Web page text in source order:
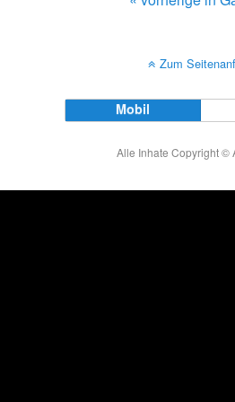
Zum
Mobil
Alle Inhate Copyright ©